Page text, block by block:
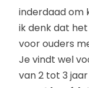
inderdaad om
ik denk dat
voor ouders
Je vindt wel
van 2 tot 3